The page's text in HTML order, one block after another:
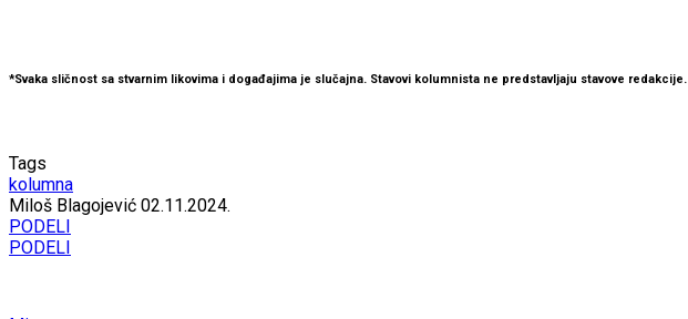
*Svaka sličnost sa stvarnim likovima i događajima je slučajna. Stavovi kolumnista ne predstavljaju stavove redakcije.
Tags
kolumna
Miloš Blagojević 02.11.2024.
PODELI
PODELI